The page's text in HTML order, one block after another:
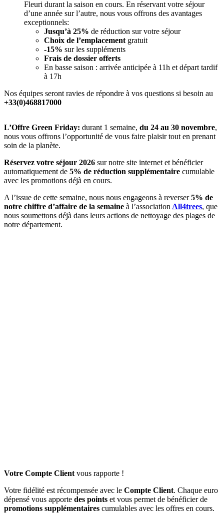
Fleuri durant la saison en cours. En réservant votre séjour
d’une année sur l’autre, nous vous offrons des avantages
exceptionnels:
Jusqu’à 25% de réduction sur votre séjour
Choix de l’emplacement gratuit
-15% sur les suppléments
Frais de dossier offerts
En basse saison : arrivée anticipée à 11h et départ tardif
à 17h
Nos équipes seront ravies de répondre à vos questions si besoin au
+33(0)468817000
L’Offre Green Friday: durant 1 semaine, du 24 au 30 novembre,
nous vous offrons l’opportunité de vous faire plaisir tout en prenant
soin de la planète.
Réservez votre séjour 2026 sur notre site internet et bénéficier
automatiquement de 5% de réduction supplémentaire cumulable
avec les promotions déjà en cours.
A l’issue de cette semaine, nous nous engageons à reverser5% de
notre chiffre d’affaire de la semaine à l’association All4trees, que
nous soumettons déjà dans leurs actions de nettoyage des plages de
notre département.
Votre Compte Client vous rapporte !
Votre fidélité est récompensée avec le Compte Client. Chaque euro
dépensé vous apporte des points et vous permet de bénéficier de
promotions supplémentaires cumulables avec les offres en cours.